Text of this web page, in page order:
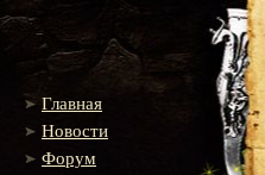
Главная
Новости
Форум